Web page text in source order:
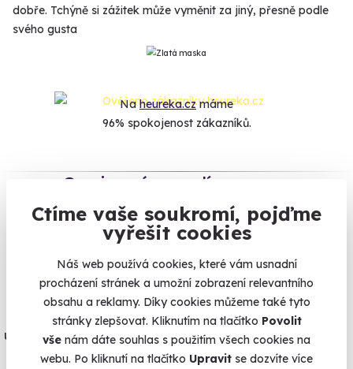
Ctíme vaše soukromí, pojďme
vyřešit cookies
Náš web používá cookies, které vám usnadní
procházení stránek a umožní zobrazení relevantního
obsahu a reklamy. Díky cookies můžeme také tyto
stránky zlepšovat. Kliknutím na tlačítko Povolit
vše nám dáte souhlas s použitím všech cookies na
webu. Po kliknutí na tlačítko Upravit se dozvíte více
dobře. Tchýně si zážitek může vyměnit za jiný, přesně podle
svého gusta
Naheureka.czmáme
96% spokojenost zákazníků.
Co si o nás myslí
Zobraz ohlasy
Vše umíme pojistit
Jeden nikdy neví. Máme nejvyšší
úrazové pojištění z nabídky zážitkových
agentur.